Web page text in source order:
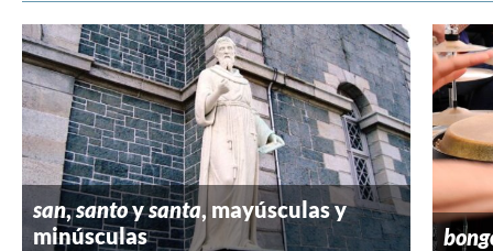
san,santoysanta, mayúsculas y
minúsculas